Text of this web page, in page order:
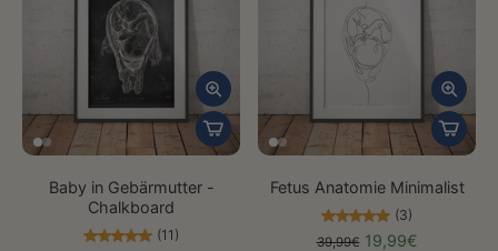
Baby in Gebärmutter -
Chalkboard
(11)
Fetus Anatomie Minimalist
(3)
39,99€ 19,99€